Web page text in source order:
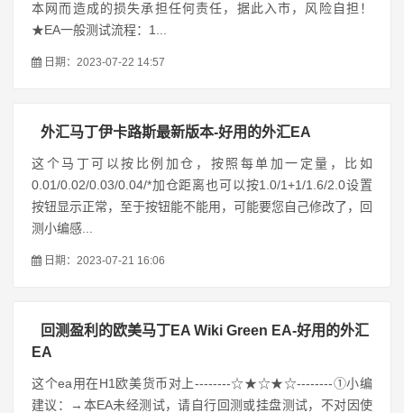
本网而造成的损失承担任何责任，据此入市，风险自担！
★EA一般测试流程：1...
日期：2023-07-22 14:57
外汇马丁伊卡路斯最新版本-好用的外汇EA
这个马丁可以按比例加仓，按照每单加一定量，比如
0.01/0.02/0.03/0.04/*加仓距离也可以按1.0/1+1/1.6/2.0设置
按钮显示正常，至于按钮能不能用，可能要您自己修改了，回
测小编感...
日期：2023-07-21 16:06
回测盈利的欧美马丁EA Wiki Green EA-好用的外汇
EA
这个ea用在H1欧美货币对上--------☆★☆★☆--------①小编
建议：→本EA未经测试，请自行回测或挂盘测试，不对因使